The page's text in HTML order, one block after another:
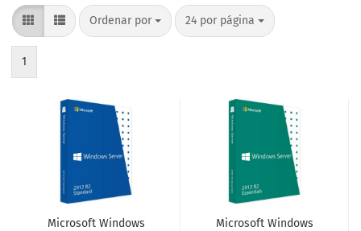
Ordenar por
Ordenar por 24 por página
por página
1
Microsoft Windows
Microsoft Windows